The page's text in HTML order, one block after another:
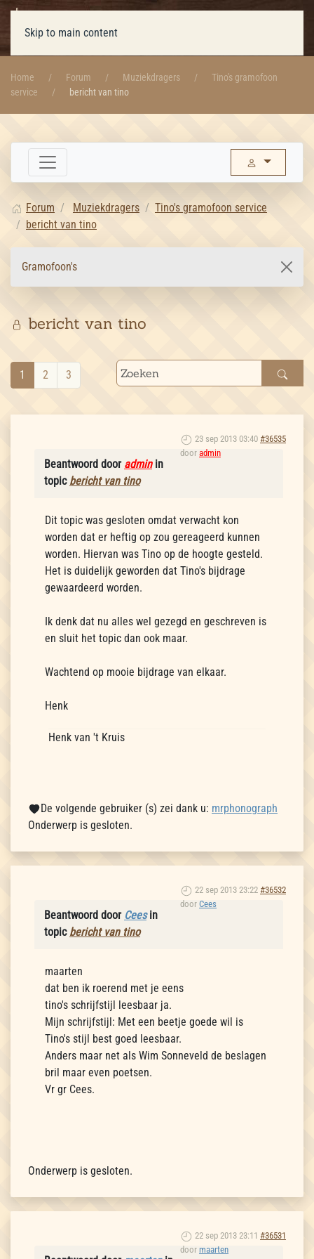
Skip to main content
Home Forum Muziekdragers
Tino's gramofoon
service
bericht van tino
Forum Muziekdragers
Tino's gramofoon service
bericht van tino
Gramofoon's
bericht van tino
1 2 3
23 sep 2013 03:40 #36535
door admin
Beantwoord door adminin
topic bericht van tino
Dit topic was gesloten omdat verwacht kon
worden dat er heftig op zou gereageerd kunnen
worden. Hiervan was Tino op de hoogte gesteld.
Het is duidelijk geworden dat Tino's bijdrage
gewaardeerd worden.
Ik denk dat nu alles wel gezegd en geschreven is
en sluit het topic dan ook maar.
Wachtend op mooie bijdrage van elkaar.
Henk
Henk van 't Kruis
De volgende gebruiker (s) zei dank u: mrphonograph
Onderwerp is gesloten.
22 sep 2013 23:22 #36532
door Cees
Beantwoord door Ceesin
topic bericht van tino
maarten
dat ben ik roerend met je eens
tino's schrijfstijl leesbaar ja.
Mijn schrijfstijl: Met een beetje goede wil is
Tino's stijl best goed leesbaar.
Anders maar net als Wim Sonneveld de beslagen
bril maar even poetsen.
Vr gr Cees.
Onderwerp is gesloten.
22 sep 2013 23:11 #36531
door maarten